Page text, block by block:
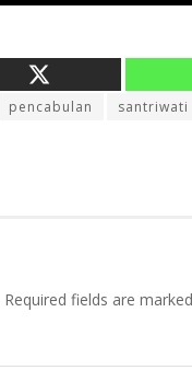
pencabulan santriwati
Required fields are marked